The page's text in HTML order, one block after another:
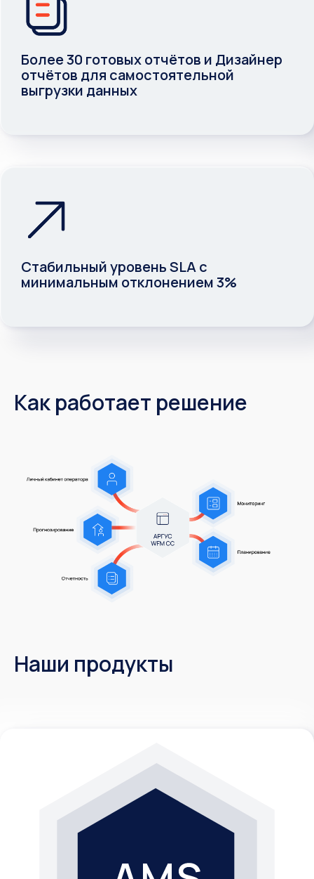
Более 30 готовых отчётов и Дизайнер
отчётов для самостоятельной
выгрузки данных
Стабильный уровень SLA с
минимальным отклонением 3%
Как работает решение
Наши продукты